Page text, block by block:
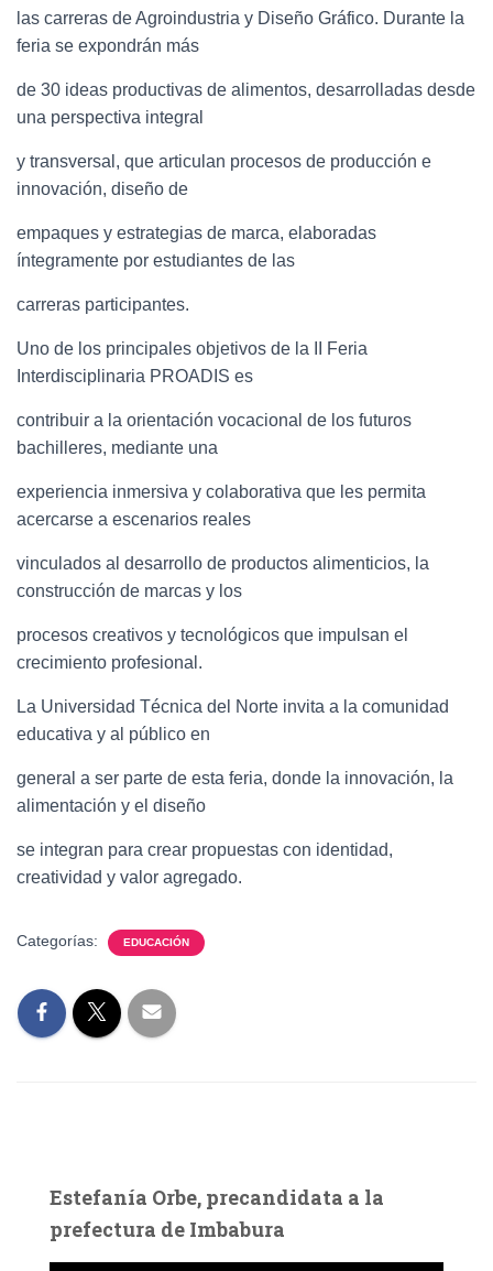
las carreras de Agroindustria y Diseño Gráfico. Durante la
feria se expondrán más
de 30 ideas productivas de alimentos, desarrolladas desde
una perspectiva integral
y transversal, que articulan procesos de producción e
innovación, diseño de
empaques y estrategias de marca, elaboradas
íntegramente por estudiantes de las
carreras participantes.
Uno de los principales objetivos de la II Feria
Interdisciplinaria PROADIS es
contribuir a la orientación vocacional de los futuros
bachilleres, mediante una
experiencia inmersiva y colaborativa que les permita
acercarse a escenarios reales
vinculados al desarrollo de productos alimenticios, la
construcción de marcas y los
procesos creativos y tecnológicos que impulsan el
crecimiento profesional.
La Universidad Técnica del Norte invita a la comunidad
educativa y al público en
general a ser parte de esta feria, donde la innovación, la
alimentación y el diseño
se integran para crear propuestas con identidad,
creatividad y valor agregado.
Categorías: EDUCACIÓN
Estefanía Orbe, precandidata a la
prefectura de Imbabura